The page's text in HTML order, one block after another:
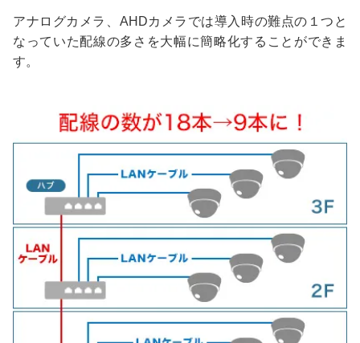
アナログカメラ、AHDカメラでは導入時の難点の１つと
なっていた配線の多さを大幅に簡略化することができま
す。